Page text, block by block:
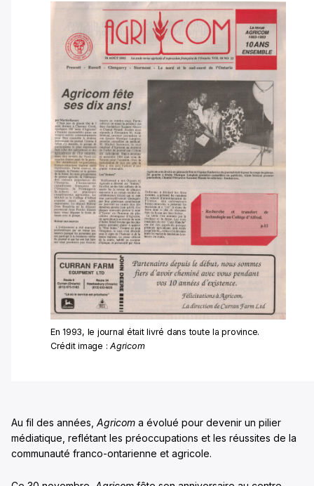
En 1993, le journal était livré dans toute la province.
Crédit image :Agricom
Au fil des années, Agricom a évolué pour devenir un pilier
médiatique, reflétant les préoccupations et les réussites de la
communauté franco-ontarienne et agricole.